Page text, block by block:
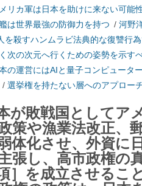
リカ軍は日本を助けに来ない可能
は世界最強の防御力を持つ / 河野
を殺すハンムラビ法典的な復讐行
次の次元へ行くための姿勢を示す
の運営にはAIと量子コンピュータ
/ 選挙権を持たない層へのアプロー
が敗戦国としてア
策や漁業法改正、
体化させ、外資に
張し、高市政権の
］を成立させるこ